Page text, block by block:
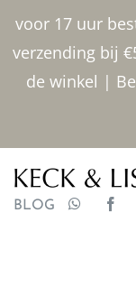
voor 17 uur
verzending bij
de winkel |
inhoud
BLOG